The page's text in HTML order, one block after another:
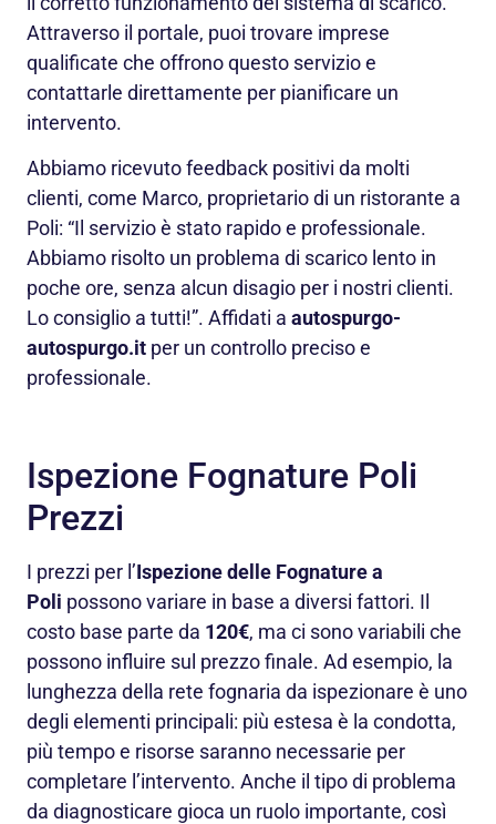
Attraverso il portale, puoi trovare imprese
qualificate che offrono questo servizio e
contattarle direttamente per pianificare un
intervento.
Abbiamo ricevuto feedback positivi da molti
clienti, come Marco, proprietario di un ristorante a
Poli: “Il servizio è stato rapido e professionale.
Abbiamo risolto un problema di scarico lento in
poche ore, senza alcun disagio per i nostri clienti.
Lo consiglio a tutti!”. Affidati a autospurgo-
autospurgo.it per un controllo preciso e
professionale.
Ispezione Fognature Poli
Prezzi
I prezzi per l’Ispezione delle Fognature a
Poli possono variare in base a diversi fattori. Il
costo base parte da 120€, ma ci sono variabili che
possono influire sul prezzo finale. Ad esempio, la
lunghezza della rete fognaria da ispezionare è uno
degli elementi principali: più estesa è la condotta,
più tempo e risorse saranno necessarie per
completare l’intervento. Anche il tipo di problema
da diagnosticare gioca un ruolo importante, così